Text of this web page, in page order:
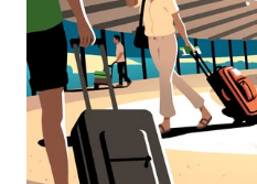
Escape-
Taste,
um
den
Kalender
zu
schließen.